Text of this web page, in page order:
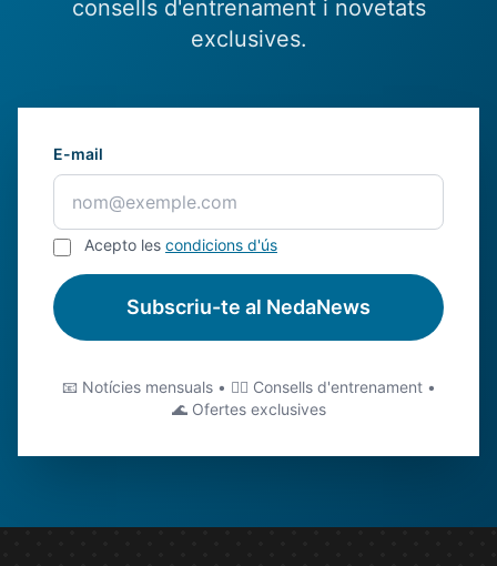
consells d'entrenament i novetats
exclusives.
E-mail
Acepto les condicions d'ús
Subscriu-te al NedaNews
📧 Notícies mensuals • 🏊‍♂️ Consells d'entrenament •
🌊 Ofertes exclusives